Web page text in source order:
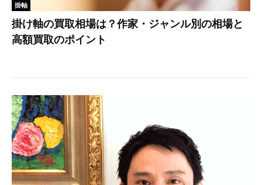
掛軸
掛け軸の買取相場は？作家・ジャンル別の相場と
高額買取のポイント